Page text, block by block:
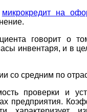
микрокредит на
говорит о
инвентаря, и в
со средним по
проверки и
предприятия.